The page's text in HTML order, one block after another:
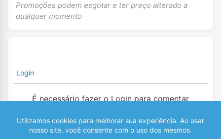
Promoções podem esgotar e ter preço alterado a
qualquer momento
Login
É necessário fazer o Login para comentar
0 COMENTÁRIOS